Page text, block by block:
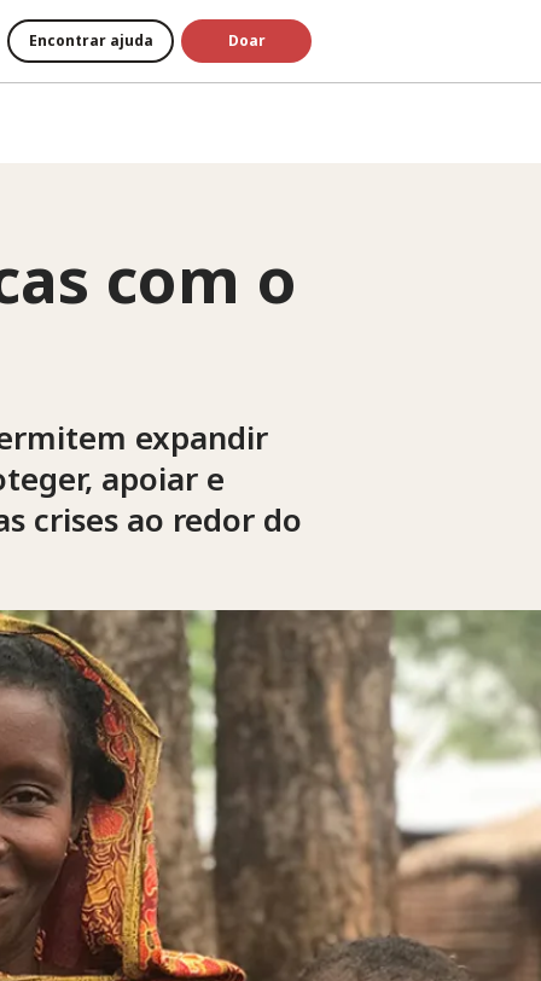
Encontrar ajuda Doar
com o
expandir
apoiar e
crises ao redor do